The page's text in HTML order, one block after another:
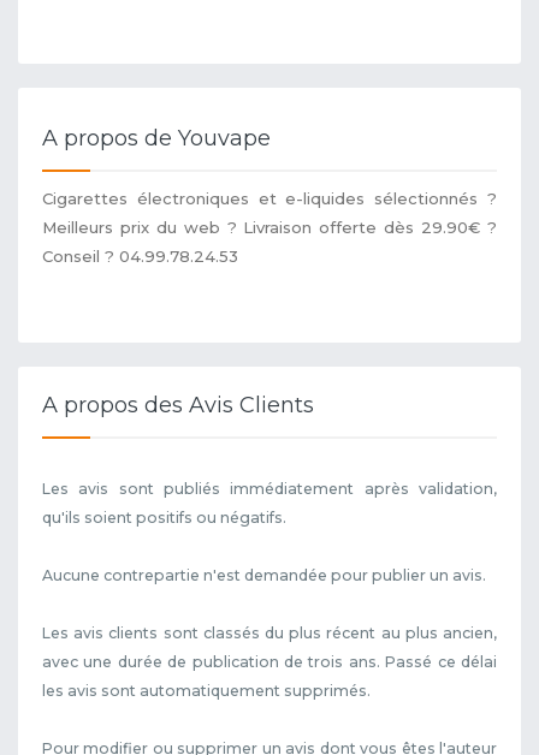
A propos de Youvape
Cigarettes électroniques et e-liquides sélectionnés ?
Meilleurs prix du web ? Livraison offerte dès 29.90€ ?
Conseil ? 04.99.78.24.53
A propos des Avis Clients
Les avis sont publiés immédiatement après validation,
qu'ils soient positifs ou négatifs.
Aucune contrepartie n'est demandée pour publier un avis.
Les avis clients sont classés du plus récent au plus ancien,
avec une durée de publication de trois ans. Passé ce délai
les avis sont automatiquement supprimés.
Pour modifier ou supprimer un avis dont vous êtes l'auteur